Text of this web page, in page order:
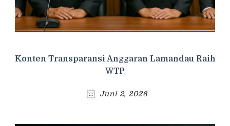
Konten Transparansi Anggaran Lamandau Raih
WTP
Juni 2, 2026